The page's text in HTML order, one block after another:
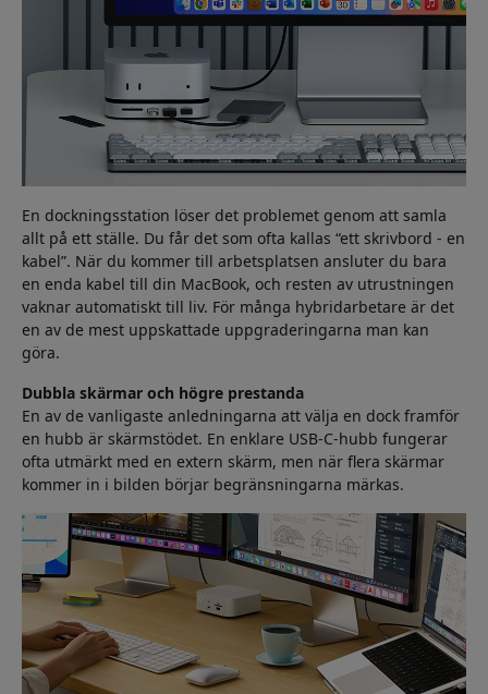
En dockningsstation löser det problemet genom att samla
allt på ett ställe. Du får det som ofta kallas “ett skrivbord - en
kabel”. När du kommer till arbetsplatsen ansluter du bara
en enda kabel till din MacBook, och resten av utrustningen
vaknar automatiskt till liv. För många hybridarbetare är det
en av de mest uppskattade uppgraderingarna man kan
göra.
Dubbla skärmar och högre prestanda
En av de vanligaste anledningarna att välja en dock framför
en hubb är skärmstödet. En enklare USB-C-hubb fungerar
ofta utmärkt med en extern skärm, men när flera skärmar
kommer in i bilden börjar begränsningarna märkas.